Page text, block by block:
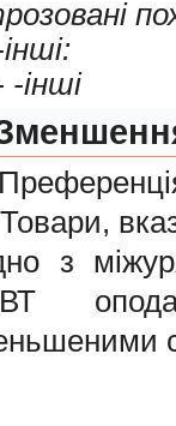
iншi:
-iншi
з